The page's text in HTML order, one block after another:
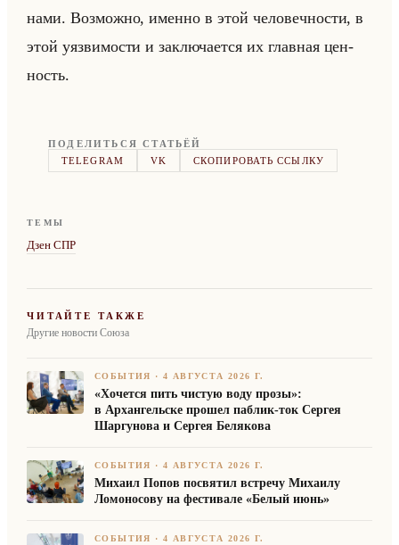
на­ми. Воз­мож­но, имен­но в этой че­ло­веч­но­сти, в
этой уяз­ви­мо­сти и за­клю­ча­ет­ся их глав­ная цен­
ность.
ПОДЕЛИТЬСЯ СТАТЬЁЙ
TELEGRAM
VK СКОПИРОВАТЬ ССЫЛКУ
ТЕМЫ
Дзен СПР
ЧИТАЙТЕ ТАКЖЕ
Другие новости Союза
СОБЫТИЯ ·4 АВГУСТА 2026 Г.
«Хочется пить чистую воду прозы»:
в Архангельске прошел паблик-ток Сергея
Шаргунова и Сергея Белякова
СОБЫТИЯ ·4 АВГУСТА 2026 Г.
Михаил Попов посвятил встречу Михаилу
Ломоносову на фестивале «Белый июнь»
СОБЫТИЯ ·4 АВГУСТА 2026 Г.